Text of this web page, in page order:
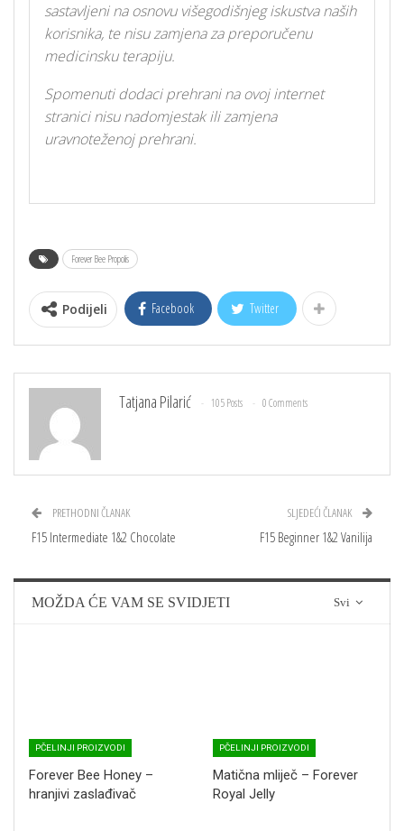
sastavljeni na osnovu višegodišnjeg iskustva naših
korisnika, te nisu zamjena za preporučenu
medicinsku terapiju.
Spomenuti dodaci prehrani na ovoj internet
stranici nisu nadomjestak ili zamjena
uravnoteženoj prehrani.
Forever Bee Propolis
Podijeli Facebook Twitter
Tatjana Pilarić 105 Posts 0 Comments
PRETHODNI ČLANAK
F15 Intermediate 1&2 Chocolate
SLJEDEĆI ČLANAK
F15 Beginner 1&2 Vanilija
Svi
MOŽDA ĆE VAM SE SVIDJETI
PČELINJI PROIZVODI
Forever Bee Honey –
hranjivi zaslađivač
PČELINJI PROIZVODI
Matična mliječ – Forever
Royal Jelly